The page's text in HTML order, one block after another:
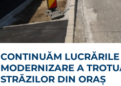
CONTINUĂM
MODERNIZARE A
STRĂZILOR DIN ORAȘ